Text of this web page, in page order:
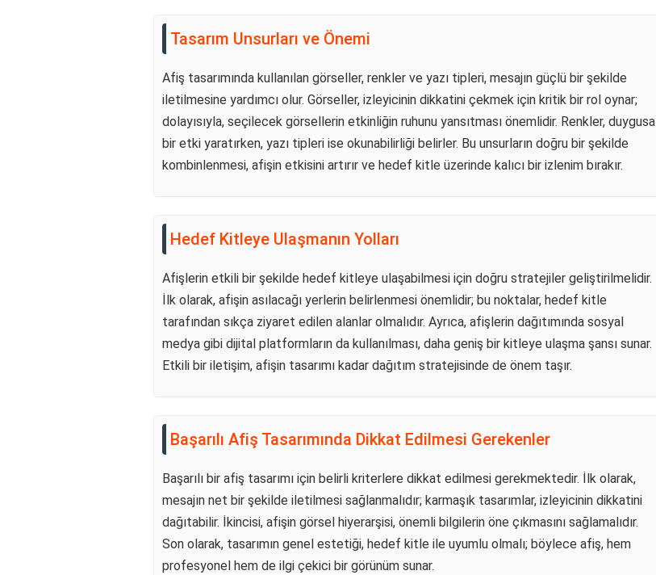
Tasarım Unsurları ve Önemi
Afiş tasarımında kullanılan görseller, renkler ve yazı tipleri, mesajın güçlü bir şekilde
iletilmesine yardımcı olur. Görseller, izleyicinin dikkatini çekmek için kritik bir rol oynar;
dolayısıyla, seçilecek görsellerin etkinliğin ruhunu yansıtması önemlidir. Renkler, duygusal
bir etki yaratırken, yazı tipleri ise okunabilirliği belirler. Bu unsurların doğru bir şekilde
kombinlenmesi, afişin etkisini artırır ve hedef kitle üzerinde kalıcı bir izlenim bırakır.
Hedef Kitleye Ulaşmanın Yolları
Afişlerin etkili bir şekilde hedef kitleye ulaşabilmesi için doğru stratejiler geliştirilmelidir.
İlk olarak, afişin asılacağı yerlerin belirlenmesi önemlidir; bu noktalar, hedef kitle
tarafından sıkça ziyaret edilen alanlar olmalıdır. Ayrıca, afişlerin dağıtımında sosyal
medya gibi dijital platformların da kullanılması, daha geniş bir kitleye ulaşma şansı sunar.
Etkili bir iletişim, afişin tasarımı kadar dağıtım stratejisinde de önem taşır.
Başarılı Afiş Tasarımında Dikkat Edilmesi Gerekenler
Başarılı bir afiş tasarımı için belirli kriterlere dikkat edilmesi gerekmektedir. İlk olarak,
mesajın net bir şekilde iletilmesi sağlanmalıdır; karmaşık tasarımlar, izleyicinin dikkatini
dağıtabilir. İkincisi, afişin görsel hiyerarşisi, önemli bilgilerin öne çıkmasını sağlamalıdır.
Son olarak, tasarımın genel estetiği, hedef kitle ile uyumlu olmalı; böylece afiş, hem
profesyonel hem de ilgi çekici bir görünüm sunar.